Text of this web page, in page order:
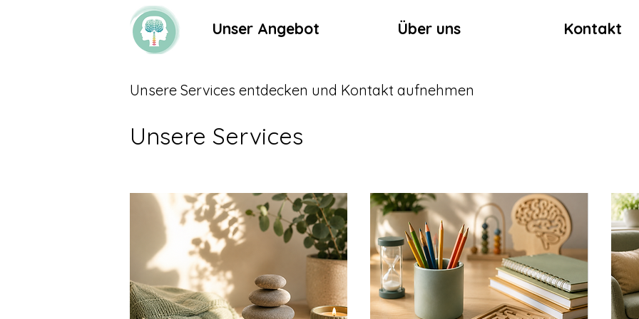
Unser Angebot Über uns Kontakt
Unsere Services entdecken und Kontakt aufnehmen
Unsere Services